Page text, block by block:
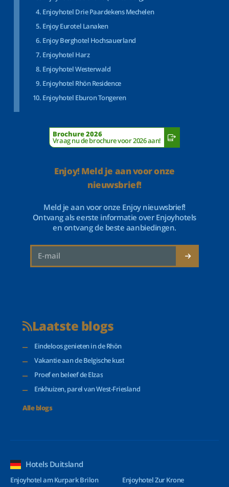
Enjoyhotel Drie Paardekens Mechelen
Enjoy Eurotel Lanaken
Enjoy Berghotel Hochsauerland
Enjoyhotel Harz
Enjoyhotel Westerwald
Enjoyhotel Rhön Residence
Enjoyhotel Eburon Tongeren
Brochure 2026
Vraag nu de brochure voor 2026 aan!
Enjoy! Meld je aan voor onze
nieuwsbrief!
Meld je aan voor onze Enjoy nieuwsbrief!
Ontvang als eerste informatie over Enjoyhotels
en ontvang de beste aanbiedingen.
Laatste blogs
Eindeloos genieten in de Rhön
Vakantie aan de Belgische kust
Proef en beleef de Elzas
Enkhuizen, parel van West-Friesland
Alle blogs
Hotels Duitsland
Enjoyhotel am Kurpark Brilon
Enjoyhotel Zur Krone